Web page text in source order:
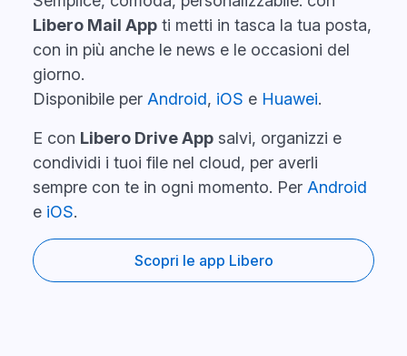
Libero Mail App ti metti in tasca la tua posta,
con in più anche le news e le occasioni del
giorno.
Disponibile per Android, iOS e Huawei.
E con Libero Drive App salvi, organizzi e
condividi i tuoi file nel cloud, per averli
sempre con te in ogni momento. Per Android
e iOS.
Scopri le app Libero